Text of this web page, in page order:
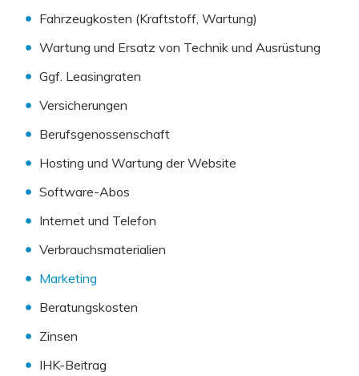
Fahrzeugkosten (Kraftstoff, Wartung)
Wartung und Ersatz von Technik und Ausrüstung
Ggf. Leasingraten
Versicherungen
Berufsgenossenschaft
Hosting und Wartung der Website
Software-Abos
Internet und Telefon
Verbrauchsmaterialien
Marketing
Beratungskosten
Zinsen
IHK-Beitrag